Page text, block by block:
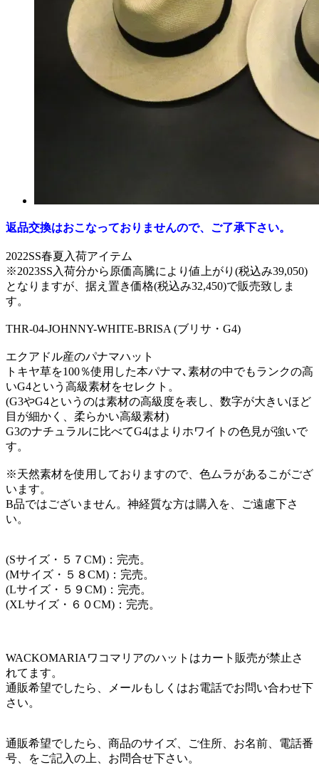
返品交換はおこなっておりませんので、ご了承下さい。
2022SS春夏入荷アイテム
※2023SS入荷分から原価高騰により値上がり(税込み39,050)
となりますが、据え置き価格(税込み32,450)で販売致しま
す。
THR-04-JOHNNY-WHITE-BRISA (ブリサ・G4)
エクアドル産のパナマハット
トキヤ草を100％使用した本パナマ､素材の中でもランクの高
いG4という高級素材をセレクト。
(G3やG4というのは素材の高級度を表し、数字が大きいほど
目が細かく、柔らかい高級素材)
G3のナチュラルに比べてG4はよりホワイトの色見が強いで
す。
※天然素材を使用しておりますので、色ムラがあるこがござ
います。
B品ではございません。神経質な方は購入を、ご遠慮下さ
い。
(Sサイズ・５７CM)：完売。
(Mサイズ・５８CM)：完売。
(Lサイズ・５９CM)：完売。
(XLサイズ・６０CM)：完売。
WACKOMARIAワコマリアのハットはカート販売が禁止さ
れてます。
通販希望でしたら、メールもしくはお電話でお問い合わせ下
さい。
通販希望でしたら、商品のサイズ、ご住所、お名前、電話番
号、をご記入の上、お問合せ下さい。